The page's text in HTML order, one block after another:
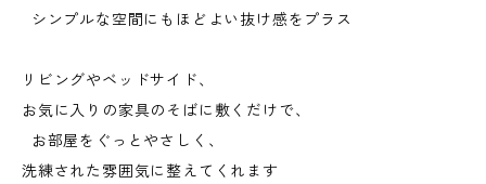
シンプルな空間にもほどよい抜け感をプラス
リビングやベッドサイド、
お気に入りの家具のそばに敷くだけで、
お部屋をぐっとやさしく、
洗練された雰囲気に整えてくれます